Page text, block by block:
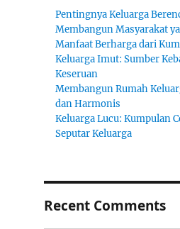
Pentingnya Keluarga
Membangun Masyarakat
Manfaat Berharga dari
Keluarga Imut: Sumber
Keseruan
Membangun Rumah
dan Harmonis
Keluarga Lucu: Kumpulan
Seputar Keluarga
Recent Comments